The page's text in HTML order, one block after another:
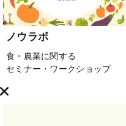
ノウラボ
食・農業に関する
セミナー・ワークショップ